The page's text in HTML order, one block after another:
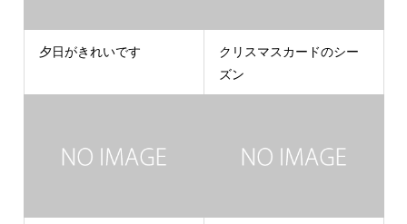
夕日がきれいです
クリスマスカードのシー
ズン